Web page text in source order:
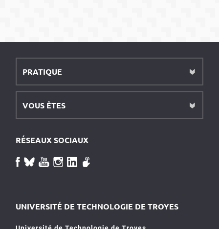
PRATIQUE
VOUS ÊTES
RÉSEAUX SOCIAUX
UNIVERSITÉ DE TECHNOLOGIE DE TROYES